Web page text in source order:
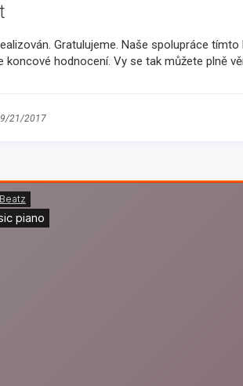
Gratulujeme. Naše spolupráce
koncové hodnocení. Vy se tak můžete plně
21/2017